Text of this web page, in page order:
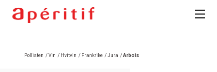
Pollisten /Vin / Hvitvin / Frankrike /Jura /Arbois